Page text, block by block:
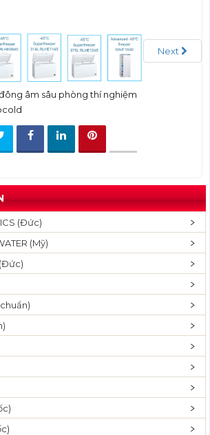
a
v
Next
âm sâu phòng thí nghiệm
(Đức)
(Mỹ)